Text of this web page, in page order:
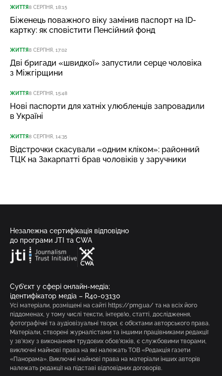
ЖИТТЯ8 СЕРПНЯ, 18:15
Біженець поважного віку замінив паспорт на ID-
картку: як сповістити Пенсійний фонд
ЖИТТЯ8 СЕРПНЯ, 17:02
Дві бригади «швидкої» запустили серце чоловіка
з Міжгірщини
ЖИТТЯ8 СЕРПНЯ, 15:48
Нові паспорти для хатніх улюбленців запровадили
в Україні
ЖИТТЯ8 СЕРПНЯ, 14:35
Відстрочки скасували «одним кліком»: районний
ТЦК на Закарпатті брав чоловіків у заручники
Незалежна сертифікація відповідно
до програми JTI та CWA
Суб’єкт у сфері онлайн-медіа;
ідентифікатор медіа – R40-03130
Усі матеріали, розміщені на сайті https://pmg.ua/ та на всіх його
піддоменах, у тому числі тексти, інтерв’ю, статті, дослідження,
фотографічні та аудіовізуальні твори, є об’єктами авторського права.
Матеріали, створені журналістами та іншими працівниками редакції
у зв’язку з виконанням трудових обов’язків, є службовими творами,
виключні майнові права на які належать ТОВ «Редакція газети
«Панорама». Виключні майнові права на матеріали інших авторів
належать редакції на підставі відповідних договорів.